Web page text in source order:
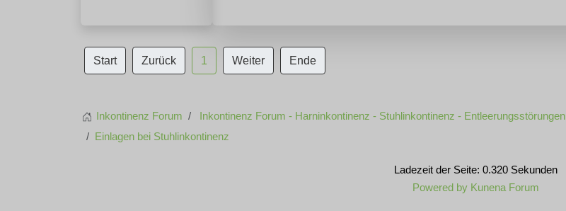
Start Zurück 1 Weiter Ende
Inkontinenz Forum
Inkontinenz Forum - Harninkontinenz - Stuhlinkontinenz - Entleerungsstörungen
Einlagen bei Stuhlinkontinenz
Ladezeit der Seite: 0.320 Sekunden
Powered by Kunena Forum